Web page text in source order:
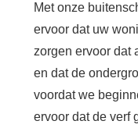
Met onze
ervoor dat uw
zorgen ervoor dat
en dat de
voordat we
ervoor dat de verf